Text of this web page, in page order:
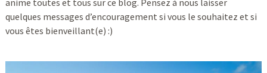
anime toutes et tous sur ce blog. Pensez à nous laisser
quelques messages d’encouragement si vous le souhaitez et si
vous êtes bienveillant(e) :)